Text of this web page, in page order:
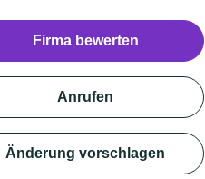
Firma bewerten
Anrufen
Änderung vorschlagen